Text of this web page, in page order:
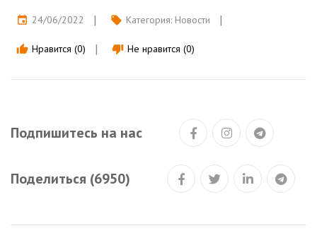
event 24/06/2022 local_offer Категория: Новости
thumb_up Нравится (0) thumb_down Не нравится (0)
Подпишитесь на нас
Поделиться (6950)